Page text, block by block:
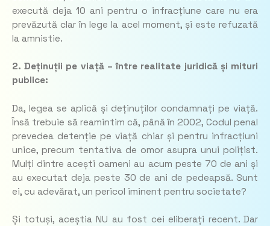
execută deja 10 ani pentru o infracțiune care nu era
prevăzută clar în lege la acel moment, și este refuzată
la amnistie.
2. Deținuții pe viață – între realitate juridică și mituri
publice:
Da, legea se aplică și deținuților condamnați pe viață.
Însă trebuie să reamintim că, până în 2002, Codul penal
prevedea detenție pe viață chiar și pentru infracțiuni
unice, precum tentativa de omor asupra unui polițist.
Mulți dintre acești oameni au acum peste 70 de ani și
au executat deja peste 30 de ani de pedeapsă. Sunt
ei, cu adevărat, un pericol iminent pentru societate?
Și totuși, aceștia NU au fost cei eliberați recent. Dar